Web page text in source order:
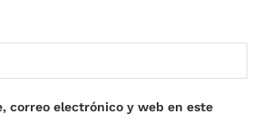
correo electrónico y web en este